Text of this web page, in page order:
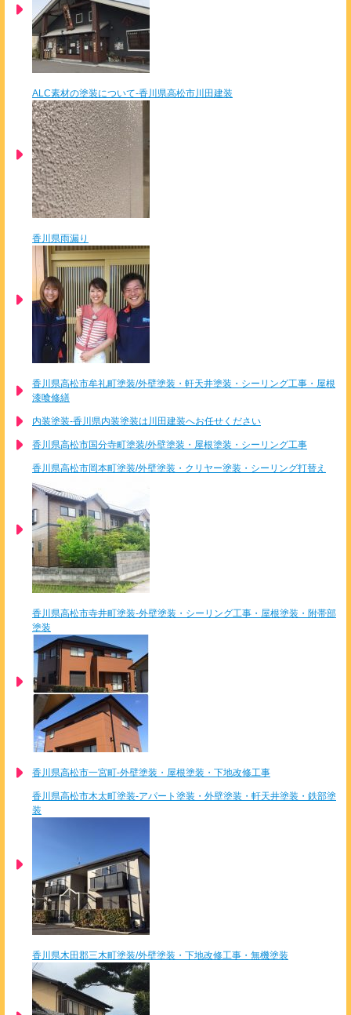
ALC素材の塗装について-香川県高松市川田建装
香川県雨漏り
香川県高松市牟礼町塗装/外壁塗装・軒天井塗装・シーリング工事・屋根
漆喰修繕
内装塗装-香川県内装塗装は川田建装へお任せください
香川県高松市国分寺町塗装/外壁塗装・屋根塗装・シーリング工事
香川県高松市岡本町塗装/外壁塗装・クリヤー塗装・シーリング打替え
香川県高松市寺井町塗装-外壁塗装・シーリング工事・屋根塗装・附帯部
塗装
香川県高松市一宮町-外壁塗装・屋根塗装・下地改修工事
香川県高松市木太町塗装-アパート塗装・外壁塗装・軒天井塗装・鉄部塗
装
香川県木田郡三木町塗装/外壁塗装・下地改修工事・無機塗装